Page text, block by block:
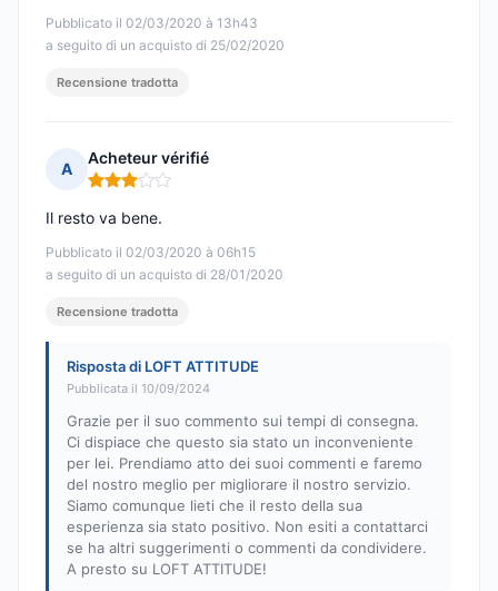
Pubblicato il 02/03/2020 à 13h43
a seguito di un acquisto di 25/02/2020
Recensione tradotta
A
Acheteur vérifié
Nota: 3 su 5
Pubblicato il 02/03/2020 à 06h15
a seguito di un acquisto di 28/01/2020
Il resto va bene.
Recensione tradotta
Risposta di LOFT ATTITUDE
Pubblicata il 10/09/2024
Grazie per il suo commento sui tempi di consegna.
Ci dispiace che questo sia stato un inconveniente
per lei. Prendiamo atto dei suoi commenti e faremo
del nostro meglio per migliorare il nostro servizio.
Siamo comunque lieti che il resto della sua
esperienza sia stato positivo. Non esiti a contattarci
se ha altri suggerimenti o commenti da condividere.
A presto su LOFT ATTITUDE!